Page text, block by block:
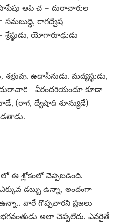
అపి చ = దురాచారుల
సమబుద్ధి, రాగద్వేష
యోగారూఢుడు
ఉదాసీనుడు, మధ్యస్థుడు,
వీరందరియందూ కూడా
(రాగ, ద్వేషాది శూన్యుడే)
ఈ శ్లోకంలో చెప్పబడింది.
డబ్బు ఉన్నా, అందంగా
వారే గొప్పవారని ప్రజలు
అలా చెప్పలేదు. ఎవరైతే